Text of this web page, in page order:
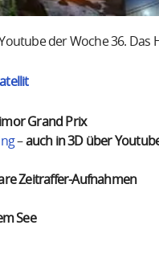
der Woche 36. Das
Grand Prix
–auch in 3D über
Zeitraffer-Aufnahmen
See